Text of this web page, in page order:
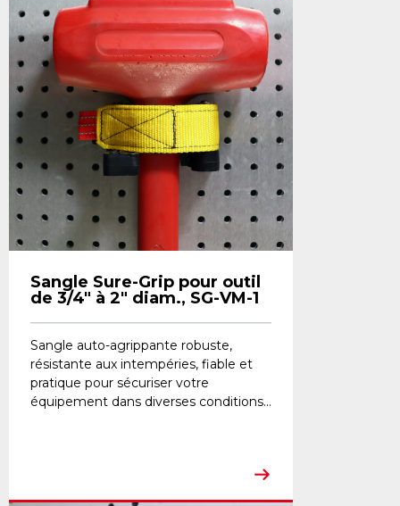
Sangle Sure-Grip pour outil
de 3/4" à 2" diam., SG-VM-1
Sangle auto-agrippante robuste,
résistante aux intempéries, fiable et
pratique pour sécuriser votre
équipement dans diverses conditions...